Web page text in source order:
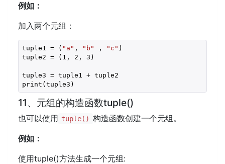
例如：
加入两个元组：
tuple1 = ( "a" , "b" , "c" )
tuple2 = ( 1 , 2 , 3 )
tuple3 = tuple1 + tuple2
print(tuple3)
11、元组的构造函数tuple()
也可以使用 tuple() 构造函数创建一个元组。
例如：
使用tuple()方法生成一个元组: